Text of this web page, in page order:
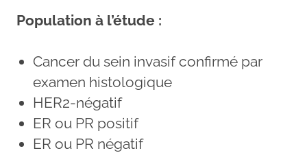
Population à l’étude :
Cancer du sein invasif confirmé par
examen histologique
HER2-négatif
ER ou PR positif
ER ou PR négatif